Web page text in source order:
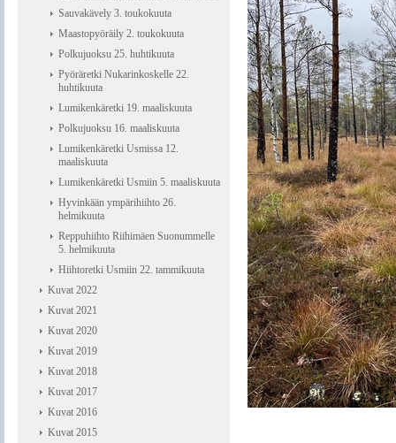
Sauvakävely 3. toukokuuta
Maastopyöräily 2. toukokuuta
Polkujuoksu 25. huhtikuuta
Pyöräretki Nukarinkoskelle 22.
huhtikuuta
Lumikenkäretki 19. maaliskuuta
Polkujuoksu 16. maaliskuuta
Lumikenkäretki Usmissa 12.
maaliskuuta
Lumikenkäretki Usmiin 5. maaliskuuta
Hyvinkään ympärihiihto 26.
helmikuuta
Reppuhiihto Riihimäen Suonummelle
5. helmikuuta
Hiihtoretki Usmiin 22. tammikuuta
Kuvat 2022
Kuvat 2021
Kuvat 2020
Kuvat 2019
Kuvat 2018
Kuvat 2017
Kuvat 2016
Kuvat 2015